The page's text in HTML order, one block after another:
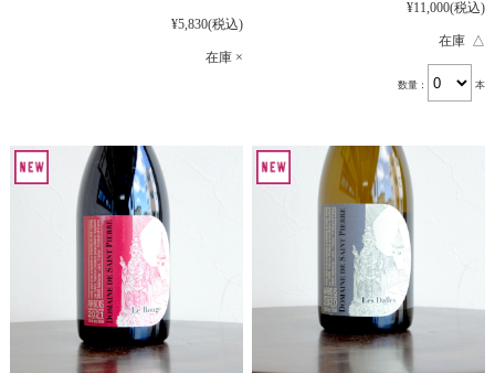
¥5,830(税込)
在庫 ×
¥11,000(税込)
在庫 △
数量： 本